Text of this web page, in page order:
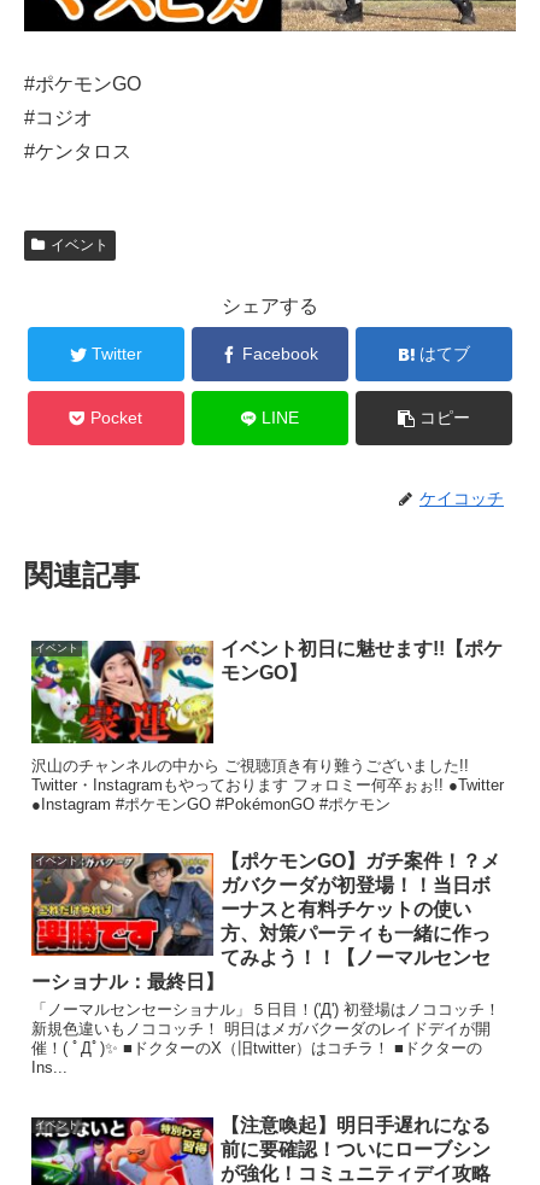
#ポケモンGO
#コジオ
#ケンタロス
イベント
シェアする
Twitter Facebook はてブ
Pocket LINE コピー
ケイコッチ
関連記事
イベント
イベント初日に魅せます!!【ポケ
モンGO】
沢山のチャンネルの中から ご視聴頂き有り難うございました!!
Twitter・Instagramもやっております フォロミー何卒ぉぉ!! ●Twitter
●Instagram #ポケモンGO #PokémonGO #ポケモン
イベント
【ポケモンGO】ガチ案件！？メ
ガバクーダが初登場！！当日ボ
ーナスと有料チケットの使い
方、対策パーティも一緒に作っ
てみよう！！【ノーマルセンセ
ーショナル：最終日】
「ノーマルセンセーショナル」５日目！('Д') 初登場はノココッチ！
新規色違いもノココッチ！ 明日はメガバクーダのレイドデイが開
催！( ﾟДﾟ)✨ ■ドクターのX（旧twitter）はコチラ！ ■ドクターの
Ins...
イベント
【注意喚起】明日手遅れになる
前に要確認！ついにローブシン
が強化！コミュニティデイ攻略